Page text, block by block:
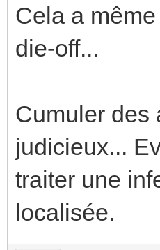
Cela a
die-off...
Cumuler des
judicieux...
traiter une
localisée.